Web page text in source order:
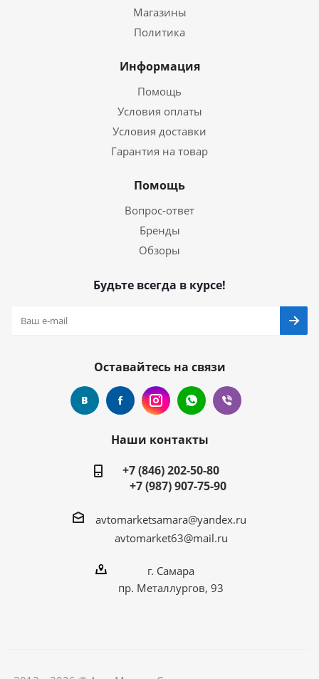
Магазины
Политика
Информация
Помощь
Условия оплаты
Условия доставки
Гарантия на товар
Помощь
Вопрос-ответ
Бренды
Обзоры
Будьте всегда в курсе!
Оставайтесь на связи
Наши контакты
+7 (846) 202-50-80
+7 (987) 907-75-90
avtomarketsamara@yandex.ru
avtomarket63@mail.ru
г. Самара
пр. Металлургов, 93